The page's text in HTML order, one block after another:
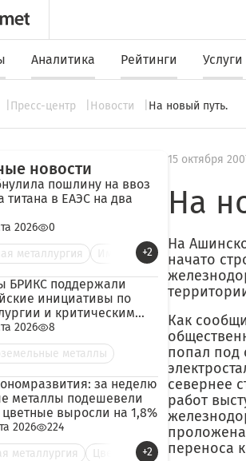
Аналитика Рейтинги Услуги
Пресс-центр Новости На новый путь.
новости
пошлину на ввоз
титана в ЕАЭС на два
2026
0
металлургия
+2
БРИКС поддержали
инициативы по
и критическим
2026
8
металлы
за неделю
металлы подешевели
цветные выросли на 1,8%
2026
224
металлургия
Цве +2
15 октября
На
На
начато
Как
попал под
севернее
работ
проложена
переноса